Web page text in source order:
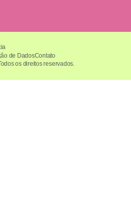
os direitos reservados.
de DadosContato